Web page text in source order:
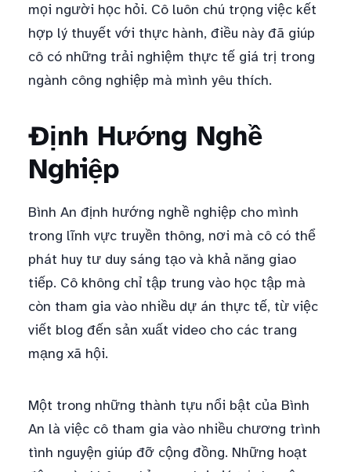
mọi người học hỏi. Cô luôn chú trọng việc kết
hợp lý thuyết với thực hành, điều này đã giúp
cô có những trải nghiệm thực tế giá trị trong
ngành công nghiệp mà mình yêu thích.
Định Hướng Nghề
Nghiệp
Bình An định hướng nghề nghiệp cho mình
trong lĩnh vực truyền thông, nơi mà cô có thể
phát huy tư duy sáng tạo và khả năng giao
tiếp. Cô không chỉ tập trung vào học tập mà
còn tham gia vào nhiều dự án thực tế, từ việc
viết blog đến sản xuất video cho các trang
mạng xã hội.
Một trong những thành tựu nổi bật của Bình
An là việc cô tham gia vào nhiều chương trình
tình nguyện giúp đỡ cộng đồng. Những hoạt